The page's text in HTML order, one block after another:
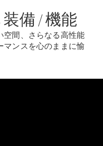
装備 / 機能
空間、さらなる高性能
マンスを心のままに愉